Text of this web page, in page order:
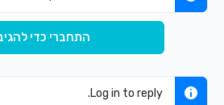
התחברי כדי להגיב
Log in to reply.